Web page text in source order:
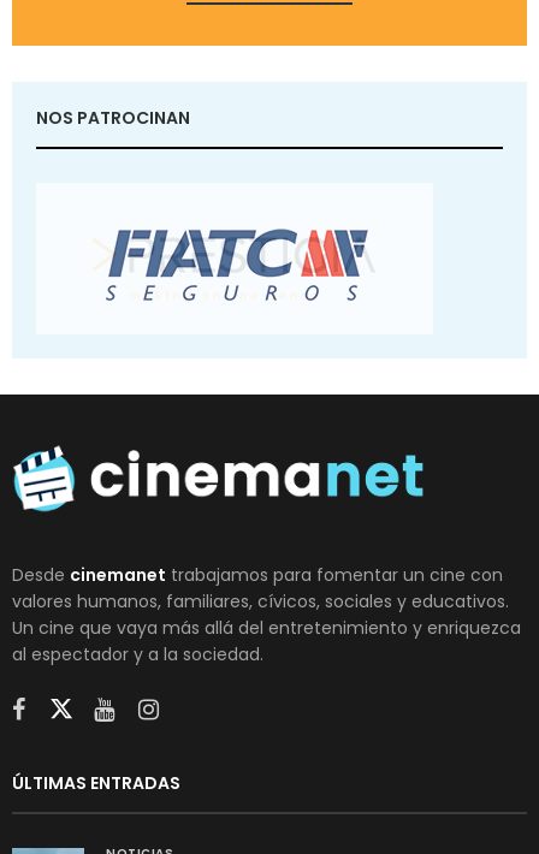
NOS PATROCINAN
Desde cinemanet trabajamos para fomentar un cine con
valores humanos, familiares, cívicos, sociales y educativos.
Un cine que vaya más allá del entretenimiento y enriquezca
al espectador y a la sociedad.
ÚLTIMAS ENTRADAS